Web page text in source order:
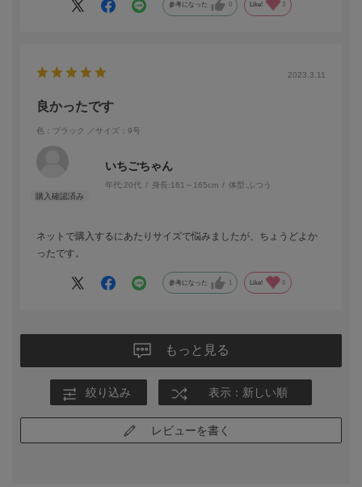
参考になった 0 Like! 3
2023.3.11
良かったです
色：ブラック ／サイズ：9号
いちごちゃん
年代:20代 身長:161～165cm 体型: ふつう
ネットで購入するにあたりサイズで悩みましたが、ちょうどよか
ったです。
参考になった 1 Like! 0
もっと見る
絞り込み 表示：新しい順
レビューを書く